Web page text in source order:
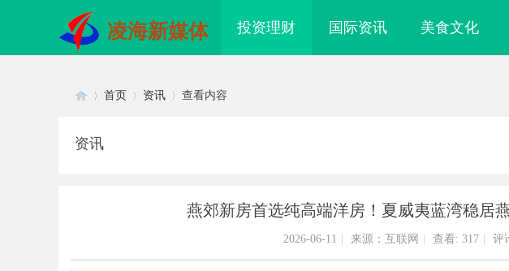
凌海新媒体 投资理财 国际资讯 美食文化
首页 资讯 查看内容
资讯
燕郊新房首选纯高端洋房！夏威夷蓝湾稳居
2026-06-11 来源：互联网 查看: 317 评